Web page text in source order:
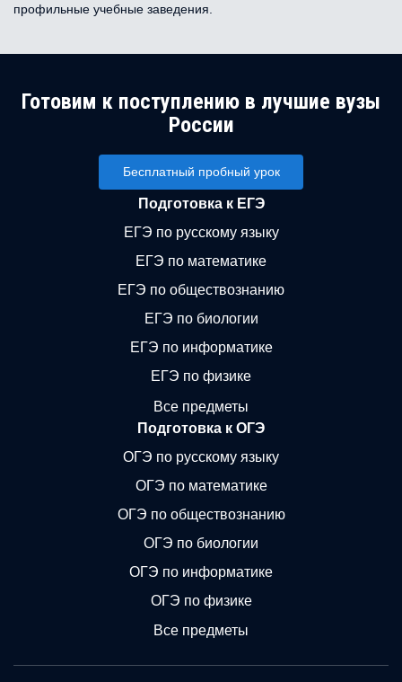
профильные учебные заведения.
Готовим к поступлению в лучшие вузы
России
Бесплатный пробный урок
Подготовка к ЕГЭ
ЕГЭ по русскому языку
ЕГЭ по математике
ЕГЭ по обществознанию
ЕГЭ по биологии
ЕГЭ по информатике
ЕГЭ по физике
Все предметы
Подготовка к ОГЭ
ОГЭ по русскому языку
ОГЭ по математике
ОГЭ по обществознанию
ОГЭ по биологии
ОГЭ по информатике
ОГЭ по физике
Все предметы